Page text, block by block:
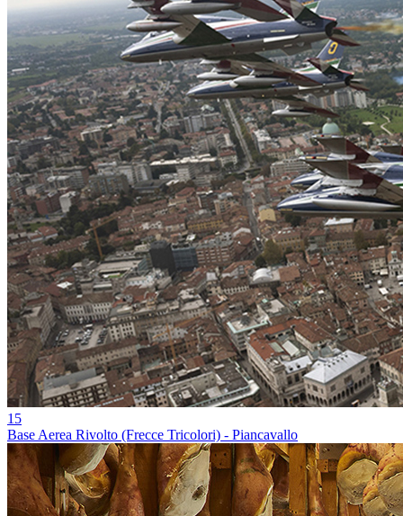
15
Base Aerea Rivolto (Frecce Tricolori) - Piancavallo